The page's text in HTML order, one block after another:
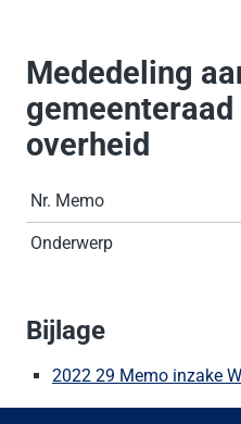
Mededeling
gemeenteraad
overheid
Nr. Memo
Onderwerp
Bijlage
2022 29 Memo inzake